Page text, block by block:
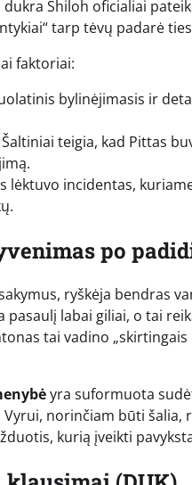
Shiloh oficialiai
tarp tėvų padarė
faktoriai:
bylinėjimasis ir
Šaltiniai teigia, kad Pittas
lėktuvo incidentas,
po
ryškėja bendras
pasaulį labai giliai, o tai
tai vadino
yra suformuota
norinčiam būti šalia,
kurią įveikti